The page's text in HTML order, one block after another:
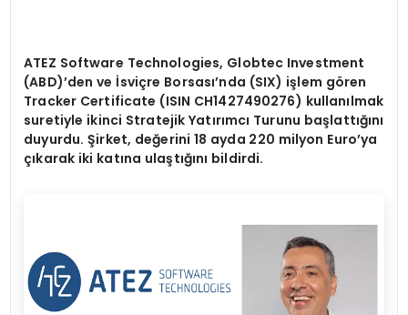
ATEZ Software Technologies, Globtec Investment
(ABD)’den ve İsviçre Borsası’nda (SIX) işlem gören
Tracker Certificate (ISIN CH1427490276) kullanılmak
suretiyle ikinci Stratejik Yatırımcı Turunu başlattığını
duyurdu. Şirket, değerini 18 ayda 220 milyon Euro’ya
çıkarak iki katına ulaştığını bildirdi.